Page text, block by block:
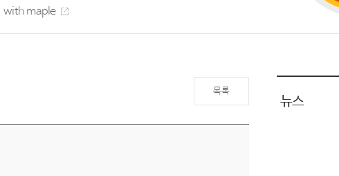
with maple
목록
뉴스